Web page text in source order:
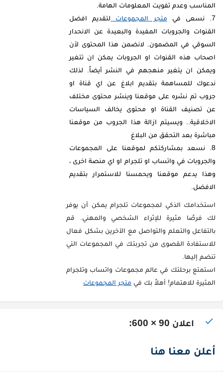
المناسب وعدم تفويت المعلومات الهامة.
نسعى في متجر المجموعات لتقديم افضل
القنوات والجروبات المفيدة والبعيدة عن الانحدار
السوقي في المضمون. لانضمن هذا المحتوى لأن
اصحاب هذه القنوات او الجروبات يمكن ان تتغير
ويمكن ان يتغير منهجهم في النشر أيضاً. لذلك
ندعوك للمساهمة بتقديم ابلاغ عن اي قناة او
جروب تم نشره على موقعنا وينشر محتوى مختلف
عن تصنيف القناة او محتوى يخالف السياسات
الاخلاقية.. ويسيتم ازالة هذا الجروب من موقعنا
مباشرة بعد التحقق من البلاغ
نسعد بمشاركتكم لموقعنا على المجموعات
والجروبات في واتساب او تلجرام او اي منصة اخرى ،
وهذا يدعم موقعنا ويحمسنا للاستمرار بتقديم
الافضل.
استخدامك الذكي لمجموعات تلجرام يمكن أن يوفر
لك فرصًا مثيرة للإثراء الشخصي والمهني. قم
بالتفاعل والتعلم والتواصل مع الآخرين بشكل فعال
للاستفادة القصوى من تجربتك في المجموعات التي
تنضم إليها.
استمتع برحلتك في عالم مجموعات واتساب وتلجرام
المثيرة للاهتمام! أهلاً بك في متجر المجموعات
اعلان 90 × 600:
أعلن معنا هنا